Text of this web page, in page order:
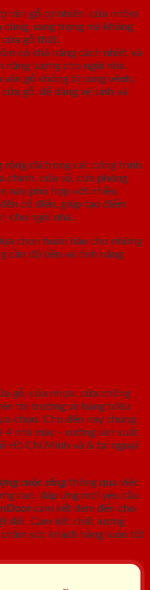
vân gỗ tự nhiên, cửa nhôm
cúng, sang trọng mà không
gỗ thật.
có khả năng cách nhiệt và
năng lượng cho ngôi nhà.
vân gỗ không bị cong vênh,
gỗ, dễ dàng vệ sinh và
rộng rãi trong các công trình
chính, cửa sổ, cửa phòng
này phù hợp với nhiều
cổ điển, giúp tạo điểm
cho ngôi nhà.
chọn hoàn hảo cho những
cần độ bền và tính năng
gỗ, cửa nhựa, cửa chống
thị trường và hàng triệu
chọn. Cho đến nay chúng
nhà máy - xưởng sản xuất
Hồ Chí Minh và & tại ngoại
cuộc sống thông qua việc
cao, đáp ứng mọi yêu cầu
cam kết đem đến cho
đối. Cam kết chất lượng
sóc khách hàng luôn tốt